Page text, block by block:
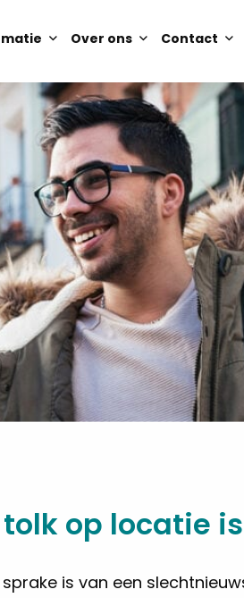
Over ons Contact
tolk op locatie
sprake is van een